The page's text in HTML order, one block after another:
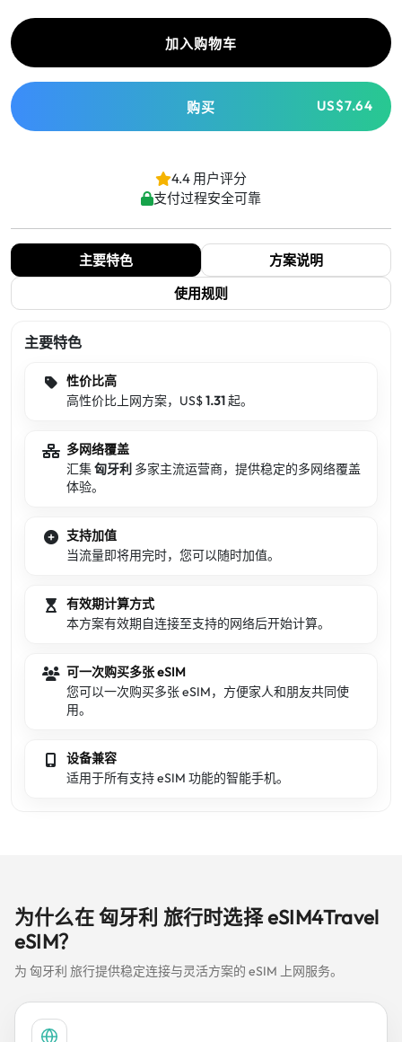
加入购物车
购买 US$7.64
4.4 用户评分
支付过程安全可靠
主要特色
方案说明
使用规则
主要特色
性价比高
高性价比上网方案，US$1.31起。
多网络覆盖
汇集匈牙利 多家主流运营商，提供稳定的多网络覆盖
体验。
支持加值
当流量即将用完时，您可以随时加值。
有效期计算方式
本方案有效期自连接至支持的网络后开始计算。
可一次购买多张 eSIM
您可以一次购买多张 eSIM，方便家人和朋友共同使
用。
设备兼容
适用于所有支持 eSIM 功能的智能手机。
为什么在 匈牙利 旅行时选择 eSIM4Travel
eSIM？
为 匈牙利 旅行提供稳定连接与灵活方案的 eSIM 上网服务。